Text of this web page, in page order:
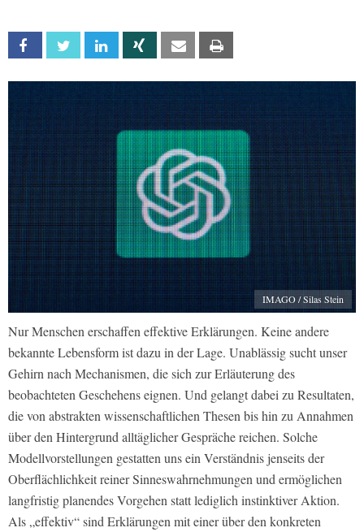
Facebook Twitter Linkedin Xing Email
IMAGO / Silas Stein
Nur Menschen erschaffen effektive Erklärungen. Keine andere
bekannte Lebensform ist dazu in der Lage. Unablässig sucht unser
Gehirn nach Mechanismen, die sich zur Erläuterung des
beobachteten Geschehens eignen. Und gelangt dabei zu Resultaten,
die von abstrakten wissenschaftlichen Thesen bis hin zu Annahmen
über den Hintergrund alltäglicher Gespräche reichen. Solche
Modellvorstellungen gestatten uns ein Verständnis jenseits der
Oberflächlichkeit reiner Sinneswahrnehmungen und ermöglichen
langfristig planendes Vorgehen statt lediglich instinktiver Aktion.
Als „effektiv“ sind Erklärungen mit einer über den konkreten